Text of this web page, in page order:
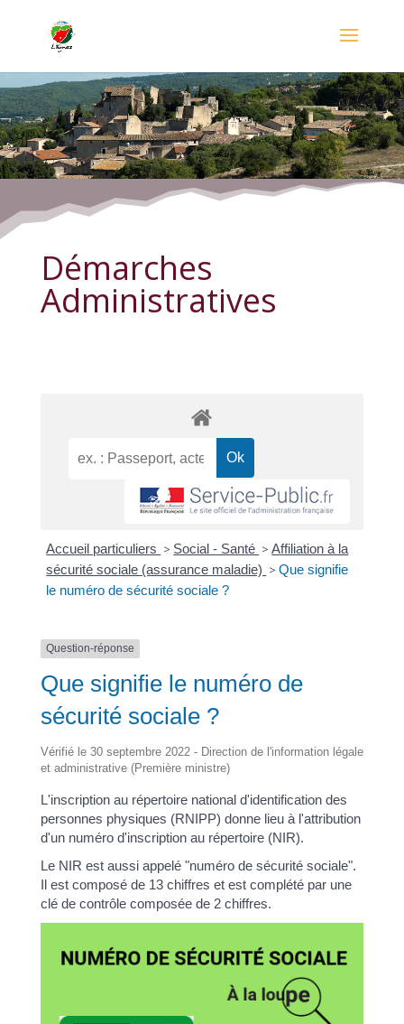
Démarches Administratives
Démarches
Administratives
Accueil particuliers > Social - Santé > Affiliation à la
sécurité sociale (assurance maladie) > Que signifie
le numéro de sécurité sociale ?
Question-réponse
Que signifie le numéro de
sécurité sociale ?
Vérifié le 30 septembre 2022 - Direction de l'information légale
et administrative (Première ministre)
L'inscription au répertoire national d'identification des
personnes physiques (RNIPP) donne lieu à l'attribution
d'un numéro d'inscription au répertoire (NIR).
Le NIR est aussi appelé "numéro de sécurité sociale".
Il est composé de 13 chiffres et est complété par une
clé de contrôle composée de 2 chiffres.